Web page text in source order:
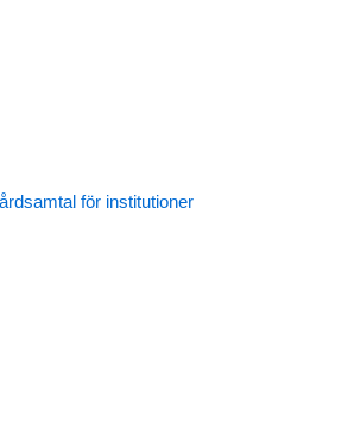
för institutioner